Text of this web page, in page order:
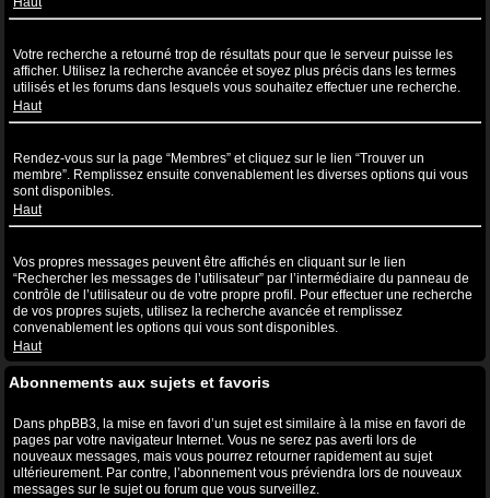
Votre recherche a retourné trop de résultats pour que le serveur puisse les
afficher. Utilisez la recherche avancée et soyez plus précis dans les termes
utilisés et les forums dans lesquels vous souhaitez effectuer une recherche.
Haut
Rendez-vous sur la page “Membres” et cliquez sur le lien “Trouver un
membre”. Remplissez ensuite convenablement les diverses options qui vous
sont disponibles.
Haut
Vos propres messages peuvent être affichés en cliquant sur le lien
“Rechercher les messages de l’utilisateur” par l’intermédiaire du panneau de
contrôle de l’utilisateur ou de votre propre profil. Pour effectuer une recherche
de vos propres sujets, utilisez la recherche avancée et remplissez
convenablement les options qui vous sont disponibles.
Haut
Abonnements aux sujets et favoris
Dans phpBB3, la mise en favori d’un sujet est similaire à la mise en favori de
pages par votre navigateur Internet. Vous ne serez pas averti lors de
nouveaux messages, mais vous pourrez retourner rapidement au sujet
ultérieurement. Par contre, l’abonnement vous préviendra lors de nouveaux
messages sur le sujet ou forum que vous surveillez.